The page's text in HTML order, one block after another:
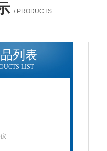
/ PRODUCTS
列表
LIST